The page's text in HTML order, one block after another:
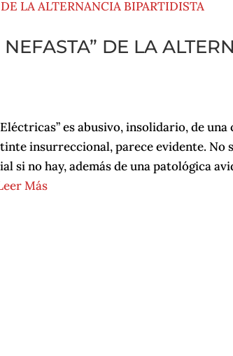
DE LA
es abusivo, insolidario, de una
insurreccional, parece evidente. No
si no hay, además de una patológica
Más